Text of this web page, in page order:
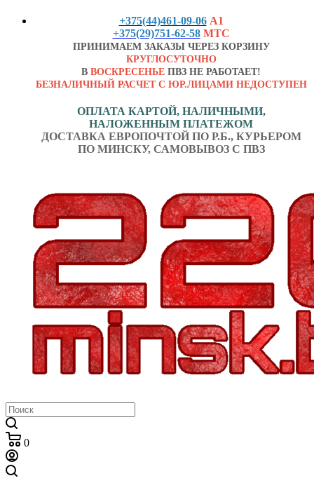
+375(44)461-09-06 А1
+375(29)751-62-58 МТС
ПРИНИМАЕМ ЗАКАЗЫ ЧЕРЕЗ КОРЗИНУ
КРУГЛОСУТОЧНО
В ВОСКРЕСЕНЬЕ ПВЗ НЕ РАБОТАЕТ!
БЕЗНАЛИЧНЫЙ РАСЧЕТ С ЮР.ЛИЦАМИ НЕДОСТУПЕН
ОПЛАТА КАРТОЙ, НАЛИЧНЫМИ,
НАЛОЖЕННЫМ ПЛАТЕЖОМ
ДОСТАВКА ЕВРОПОЧТОЙ ПО Р.Б., КУРЬЕРОМ
ПО МИНСКУ, САМОВЫВОЗ С ПВЗ
0